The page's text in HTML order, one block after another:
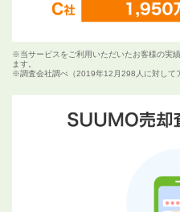
※当サービスをご利用いただいたお客様の実
ます。
※調査会社調べ（2019年12月298人に対して